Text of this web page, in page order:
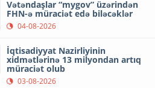
Vətəndaşlar “mygov” üzərindən
FHN-ə müraciət edə biləcəklər
04-08-2026
İqtisadiyyat Nazirliyinin
xidmətlərinə 13 milyondan artıq
müraciət olub
03-08-2026